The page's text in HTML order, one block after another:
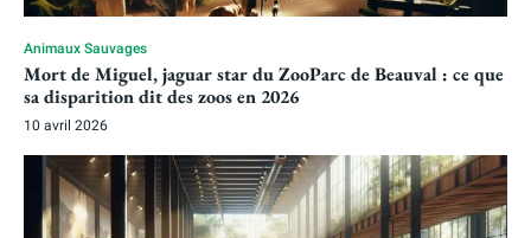
Animaux Sauvages
Mort de Miguel, jaguar star du ZooParc de Beauval : ce que
sa disparition dit des zoos en 2026
10 avril 2026